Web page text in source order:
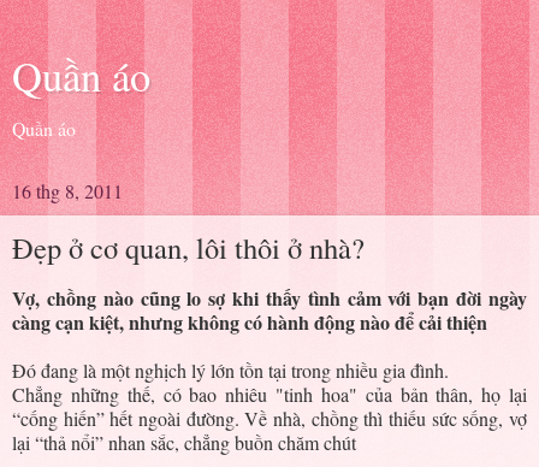
Quần áo
Quần áo
16 thg 8, 2011
Đẹp ở cơ quan, lôi thôi ở nhà?
Vợ, chồng nào cũng lo sợ khi thấy tình cảm với bạn đời ngày
càng cạn kiệt, nhưng không có hành động nào để cải thiện
Đó đang là một nghịch lý lớn tồn tại trong nhiều gia đình.
Chẳng những thế, có bao nhiêu "tinh hoa" của bản thân, họ lại
“cống hiến” hết ngoài đường. Về nhà, chồng thì thiếu sức sống, vợ
lại “thả nổi” nhan sắc, chẳng buồn chăm chút